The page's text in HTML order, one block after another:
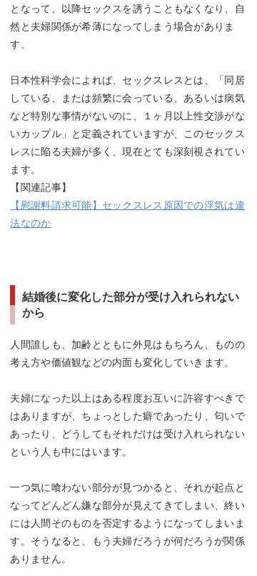
となって、以降セックスを誘うこともなくなり、自
然と夫婦関係が希薄になってしまう場合がありま
す。
日本性科学会によれば、セックスレスとは、「同居
している、または頻繁に会っている、あるいは病気
など特別な事情がないのに、１ヶ月以上性交渉がな
いカップル」と定義されていますが、このセックス
レスに陥る夫婦が多く、現在とても深刻視されてい
ます。
【関連記事】
【慰謝料請求可能】セックスレス原因での浮気は違
法なのか
結婚後に変化した部分が受け入れられない
から
人間誰しも、加齢とともに外見はもちろん、ものの
考え方や価値観などの内面も変化していきます。
夫婦になった以上はある程度お互いに許容すべきで
はありますが、ちょっとした癖であったり、匂いで
あったり、どうしてもそれだけは受け入れられない
という人も中にはいます。
一つ気に喰わない部分が見つかると、それが起点と
なってどんどん嫌な部分が見えてきてしまい、終い
には人間そのものを否定するようになってしまいま
す。そうなると、もう夫婦だろうが何だろうが関係
ありません。